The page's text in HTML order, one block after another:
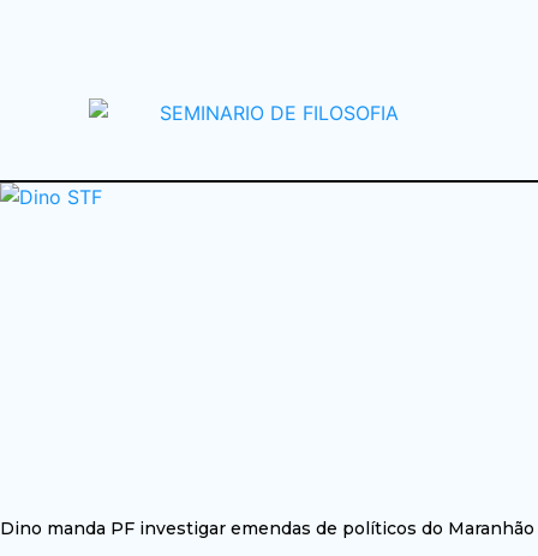
Dino manda PF investigar emendas de políticos do Maranhão